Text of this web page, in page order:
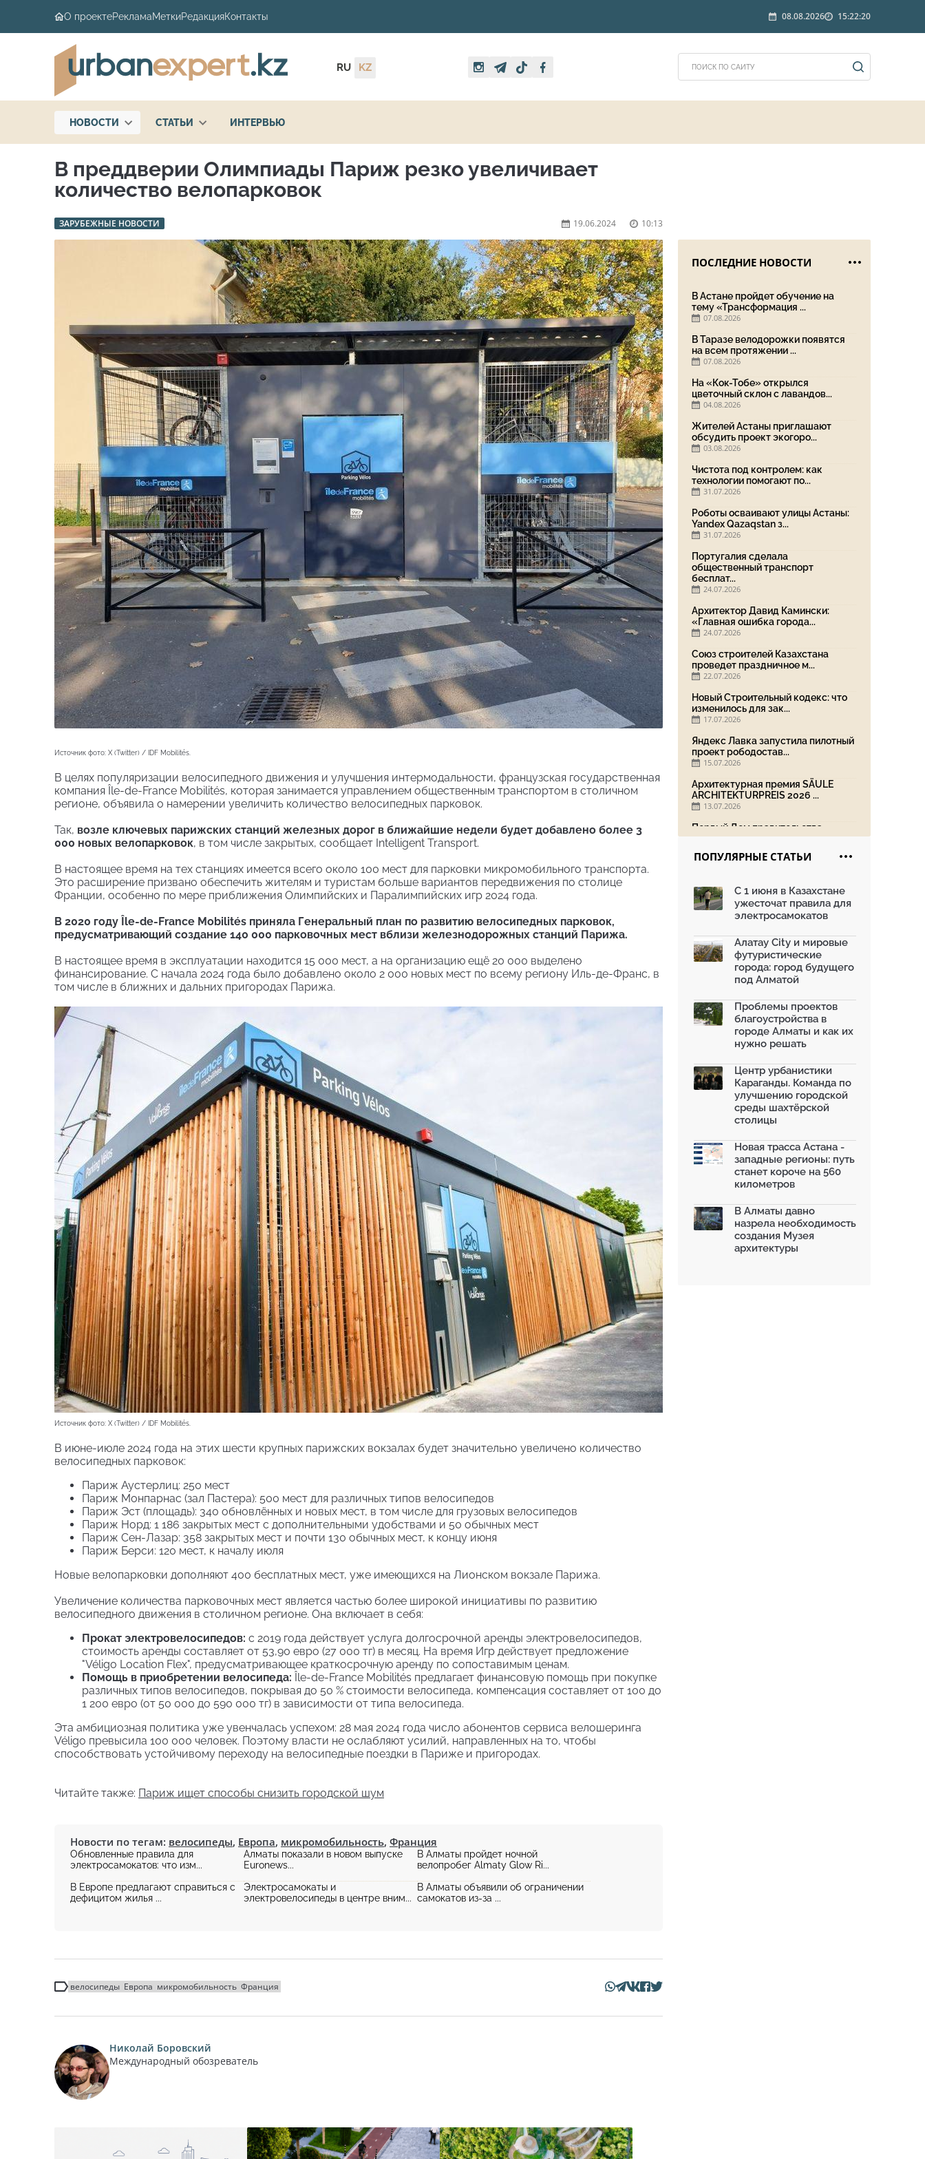
О проектеРекламаМеткиРедакцияКонтакты 08.08.2026 15:22:20
RU KZ
НОВОСТИ СТАТЬИ ИНТЕРВЬЮ
В преддверии Олимпиады Париж резко увеличивает
количество велопарковок
ЗАРУБЕЖНЫЕ НОВОСТИ 19.06.2024 10:13
Источник фото: X (Twitter) / IDF Mobilités.
В целях популяризации велосипедного движения и улучшения интермодальности, французская государственная
компания Île-de-France Mobilités, которая занимается управлением общественным транспортом в столичном
регионе, объявила о намерении увеличить количество велосипедных парковок.
Так, возле ключевых парижских станций железных дорог в ближайшие недели будет добавлено более 3
000 новых велопарковок, в том числе закрытых, сообщает Intelligent Transport.
В настоящее время на тех станциях имеется всего около 100 мест для парковки микромобильного транспорта.
Это расширение призвано обеспечить жителям и туристам больше вариантов передвижения по столице
Франции, особенно по мере приближения Олимпийских и Паралимпийских игр 2024 года.
В 2020 году Île-de-France Mobilités приняла Генеральный план по развитию велосипедных парковок,
предусматривающий создание 140 000 парковочных мест вблизи железнодорожных станций Парижа.
В настоящее время в эксплуатации находится 15 000 мест, а на организацию ещё 20 000 выделено
финансирование. С начала 2024 года было добавлено около 2 000 новых мест по всему региону Иль-де-Франс, в
том числе в ближних и дальних пригородах Парижа.
Источник фото: X (Twitter) / IDF Mobilités.
В июне-июле 2024 года на этих шести крупных парижских вокзалах будет значительно увеличено количество
велосипедных парковок:
Париж Аустерлиц: 250 мест
Париж Монпарнас (зал Пастера): 500 мест для различных типов велосипедов
Париж Эст (площадь): 340 обновлённых и новых мест, в том числе для грузовых велосипедов
Париж Норд: 1 186 закрытых мест с дополнительными удобствами и 50 обычных мест
Париж Сен-Лазар: 358 закрытых мест и почти 130 обычных мест, к концу июня
Париж Берси: 120 мест, к началу июля
Новые велопарковки дополняют 400 бесплатных мест, уже имеющихся на Лионском вокзале Парижа.
Увеличение количества парковочных мест является частью более широкой инициативы по развитию
велосипедного движения в столичном регионе. Она включает в себя:
Прокат электровелосипедов: с 2019 года действует услуга долгосрочной аренды электровелосипедов,
стоимость аренды составляет от 53,90 евро (27 000 тг) в месяц. На время Игр действует предложение
"Véligo Location Flex", предусматривающее краткосрочную аренду по сопоставимым ценам.
Помощь в приобретении велосипеда: Île-de-France Mobilités предлагает финансовую помощь при покупке
различных типов велосипедов, покрывая до 50 % стоимости велосипеда, компенсация составляет от 100 до
1 200 евро (от 50 000 до 590 000 тг) в зависимости от типа велосипеда.
Эта амбициозная политика уже увенчалась успехом: 28 мая 2024 года число абонентов сервиса велошеринга
Véligo превысила 100 000 человек. Поэтому власти не ослабляют усилий, направленных на то, чтобы
способствовать устойчивому переходу на велосипедные поездки в Париже и пригородах.
Читайте также: Париж ищет способы снизить городской шум
Новости по тегам: велосипеды, Европа, микромобильность, Франция
Обновленные правила для
электросамокатов: что изм...
Алматы показали в новом выпуске
Euronews...
В Алматы пройдет ночной
велопробег Almaty Glow Ri...
В Европе предлагают справиться с
дефицитом жилья ...
Электросамокаты и
электровелосипеды в центре вним...
В Алматы объявили об ограничении
самокатов из-за ...
велосипеды Европа микромобильность Франция
Николай Боровский
Международный обозреватель
ПОСЛЕДНИЕ НОВОСТИ
В Астане пройдет обучение на
тему «Трансформация ...
07.08.2026
В Таразе велодорожки появятся
на всем протяжении ...
07.08.2026
На «Кок-Тобе» открылся
цветочный склон с лавандов...
04.08.2026
Жителей Астаны приглашают
обсудить проект экогоро...
03.08.2026
Чистота под контролем: как
технологии помогают по...
31.07.2026
Роботы осваивают улицы Астаны:
Yandex Qazaqstan з...
31.07.2026
Португалия сделала
общественный транспорт
бесплат...
24.07.2026
Архитектор Давид Камински:
«Главная ошибка города...
24.07.2026
Союз строителей Казахстана
проведет праздничное м...
22.07.2026
Новый Строительный кодекс: что
изменилось для зак...
17.07.2026
Яндекс Лавка запустила пилотный
проект рободостав...
15.07.2026
Архитектурная премия SÄULE
ARCHITEKTURPREIS 2026 ...
13.07.2026
Первый Дом правительства
Алматы станет главной те...
08.07.2026
Ко Дню столицы в Нуре
06.07.2026
Жара в городах: как застройка
влияет на температу...
03.07.2026
МЧС усилило мониторинг рек и
моренных озер после ...
02.07.2026
На общественных слушаниях
30.06.2026
На слушаниях по корректировке
СЭО Генплана Алматы...
30.06.2026
Таразе станет экопарком...
22.06.2026
ПОПУЛЯРНЫЕ СТАТЬИ
С 1 июня в Казахстане
ужесточат правила для
электросамокатов
Алатау City и мировые
футуристические
города: город будущего
под Алматой
Проблемы проектов
благоустройства в
городе Алматы и как их
нужно решать
Центр урбанистики
Караганды. Команда по
улучшению городской
среды шахтёрской
столицы
Новая трасса Астана -
западные регионы: путь
станет короче на 560
километров
В Алматы давно
назрела необходимость
создания Музея
архитектуры